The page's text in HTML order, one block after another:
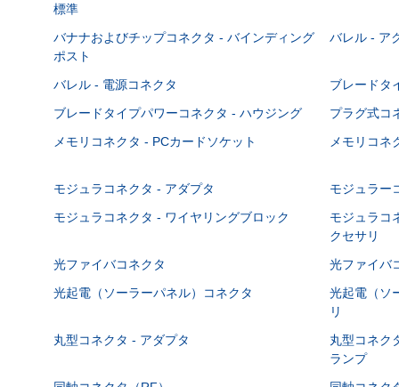
標準
バナナおよびチップコネクタ - バインディング
ポスト
バレル - ア
バレル - 電源コネクタ ブレードタ
ブレードタイプパワーコネクタ - ハウジング
プラグ式コ
メモリコネクタ - PCカードソケット
メモリコネ
モジュラコネクタ - アダプタ モジュラー
モジュラコネクタ - ワイヤリングブロック
モジュラコ
クセサリ
光ファイバコネクタ 光ファイバ
光起電（ソーラーパネル）コネクタ
光起電（ソ
リ
丸型コネクタ - アダプタ
丸型コネク
ランプ